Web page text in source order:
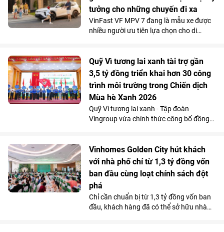
tạo hệ thống mạch tạng mà không cần
mở ngực hay mở bụng.
tưởng cho những chuyến đi xa
VinFast VF MPV 7 đang là mẫu xe được
nhiều người ưu tiên lựa chọn cho di
mà vẫn tiết kiệm chi phí.
Quỹ Vì tương lai xanh tài trợ gần
3,5 tỷ đồng triển khai hơn 30 công
trình môi trường trong Chiến dịch
Mùa hè Xanh 2026
Quỹ Vì tương lai xanh - Tập đoàn
Vingroup vừa chính thức công bố đồng
Nguồn lực này sẽ được sử dụng để triển
khai hơn 30 công trình môi trường cộng
đồng tại 11 tỉnh, thành phố, góp phần cải
thiện điều kiện sống, bảo vệ môi trường
và mang lại lợi ích cho hơn 100.000
người dân trên cả nước.
Vinhomes Golden City hút khách
với nhà phố chỉ từ 1,3 tỷ đồng vốn
ban đầu cùng loạt chính sách đột
phá
Chỉ cần chuẩn bị từ 1,3 tỷ đồng vốn ban
đầu, khách hàng đã có thể sở hữu nhà